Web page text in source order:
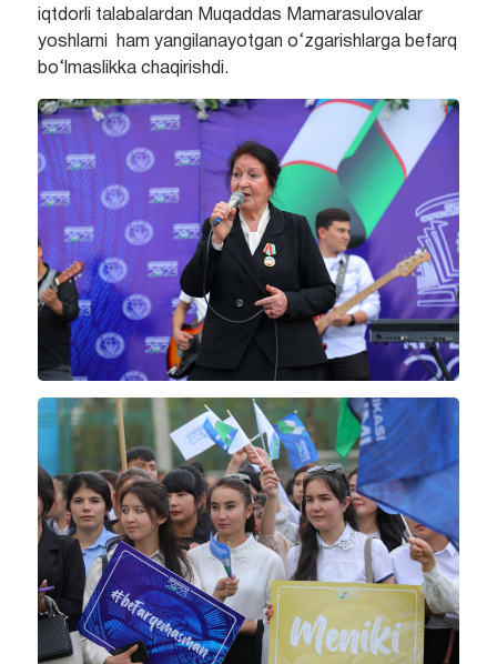
iqtdorli talabalardan Muqaddas Mamarasulovalar
yoshlarni ham yangilanayotgan o‘zgarishlarga befarq
bo‘lmaslikka chaqirishdi.